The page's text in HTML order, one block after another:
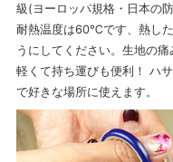
級(ヨーロッパ規格・日本の
耐熱温度は60℃です、熱し
うにしてください。生地の痛
軽くて持ち運びも便利！ ハ
で好きな場所に使えます。